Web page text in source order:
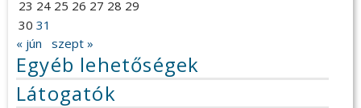
23 24 25 26 27 28 29
30 31
« jún
szept »
Egyéb lehetőségek
Látogatók